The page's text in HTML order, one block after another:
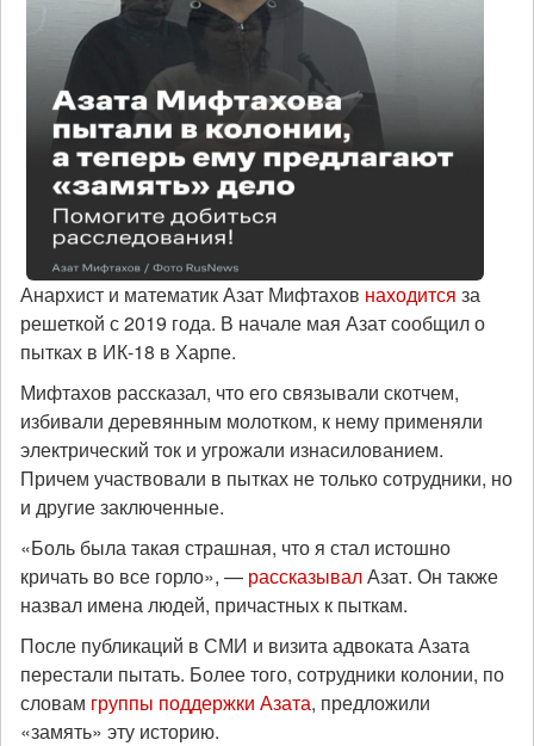
Анархист и математик Азат Мифтахов находится за
решеткой с 2019 года. В начале мая Азат сообщил о
пытках в ИК-18 в Харпе.
Мифтахов рассказал, что его связывали скотчем,
избивали деревянным молотком, к нему применяли
электрический ток и угрожали изнасилованием.
Причем участвовали в пытках не только сотрудники, но
и другие заключенные.
«Боль была такая страшная, что я стал истошно
кричать во все горло», — рассказывалАзат. Он также
назвал имена людей, причастных к пыткам.
После публикаций в СМИ и визита адвоката Азата
перестали пытать. Более того, сотрудники колонии, по
словам группы поддержки Азата, предложили
«замять» эту историю.